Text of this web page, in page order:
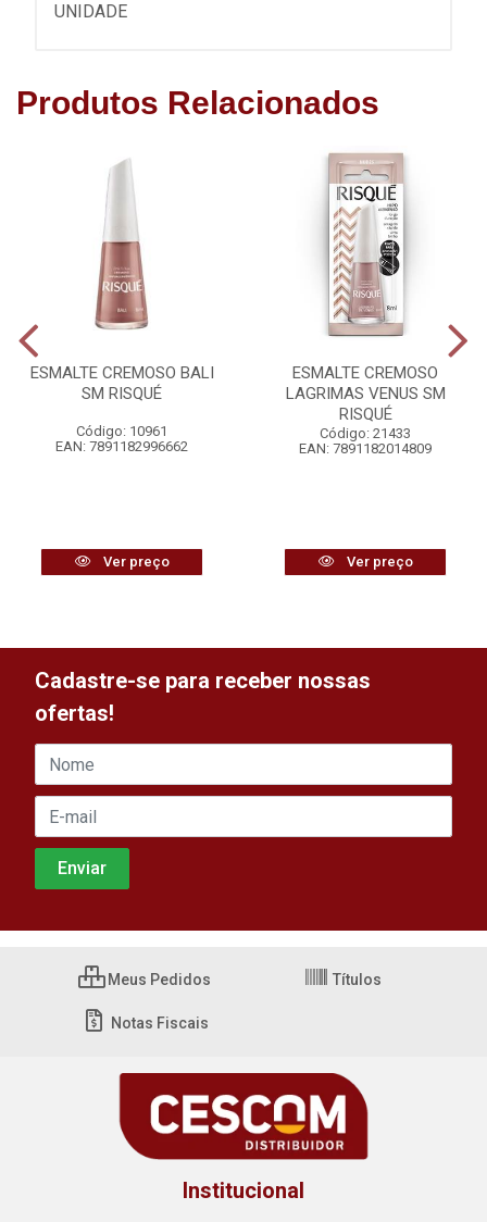
UNIDADE
Produtos Relacionados
ESMALTE CREMOSO BALI
SM RISQUÉ
Código: 10961
EAN: 7891182996662
Ver preço
ESMALTE CREMOSO
LAGRIMAS VENUS SM
RISQUÉ
Código: 21433
EAN: 7891182014809
Ver preço
Cadastre-se para receber nossas
ofertas!
Meus Pedidos Títulos
Notas Fiscais
Institucional